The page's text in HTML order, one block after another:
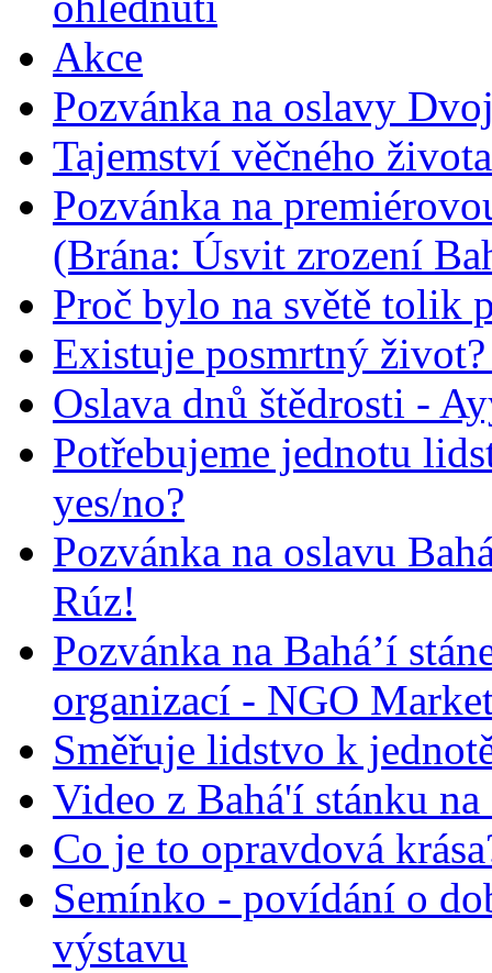
Akce
Pozvánka na oslavy
Tajemství věčného života
Pozvánka na
(Brána: Úsvit zrození
Proč bylo na světě tolik
Existuje posmrtný
Oslava dnů štědrosti -
Potřebujeme jednotu
yes/no?
Pozvánka na oslavu
Rúz!
Pozvánka na Bahá’í
organizací - NGO
Směřuje lidstvo k
Video z Bahá'í stánku
Co je to opravdová
Semínko - povídání o
výstavu